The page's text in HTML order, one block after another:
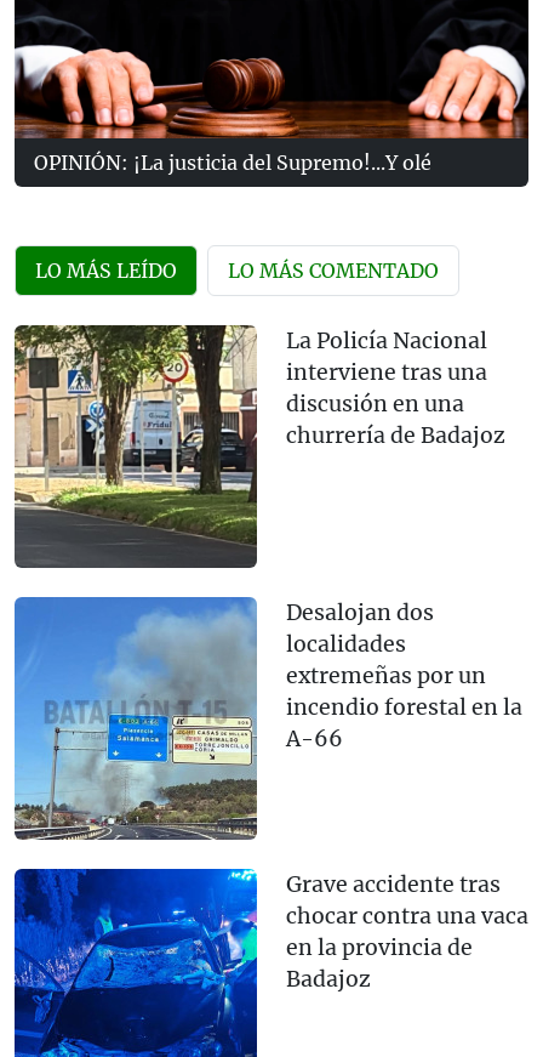
OPINIÓN: ¡La justicia del Supremo!...Y olé
LO MÁS LEÍDO LO MÁS COMENTADO
La Policía Nacional
interviene tras una
discusión en una
churrería de Badajoz
Desalojan dos
localidades
extremeñas por un
incendio forestal en la
A-66
Grave accidente tras
chocar contra una vaca
en la provincia de
Badajoz